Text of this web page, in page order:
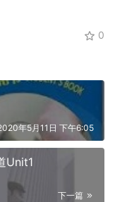
0
年5月11日 下午6:05
Unit1
下一篇